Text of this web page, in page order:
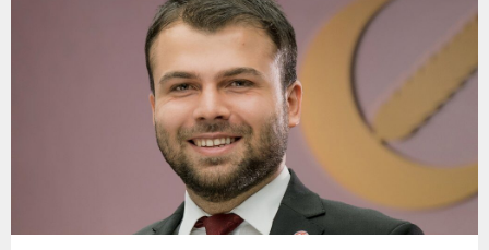
Doğu Türkistan’ın İslam Cumhuriyetinin...